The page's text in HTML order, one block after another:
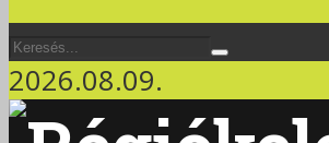
2026.08.09.